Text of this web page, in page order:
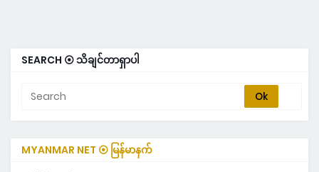
SEARCH ⦿ သိချင်တာရှာပါ
MYANMAR NET ⦿ မြန်မာနက်